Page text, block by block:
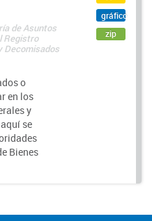
de Asuntos
Registro
Decomisados
o
en los
y
se
Bienes
gráfico
zip